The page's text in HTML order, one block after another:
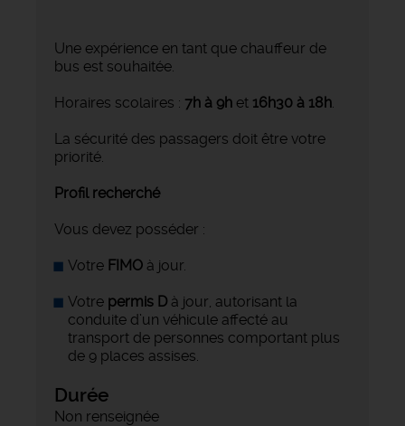
Une expérience en tant que chauffeur de
bus est souhaitée.
Horaires scolaires : 7h à 9h et 16h30 à 18h.
La sécurité des passagers doit être votre
priorité.
Profil recherché
Vous devez posséder :
Votre FIMO à jour.
Votre permis D à jour, autorisant la
conduite d’un véhicule affecté au
transport de personnes comportant plus
de 9 places assises.
Durée
Non renseignée